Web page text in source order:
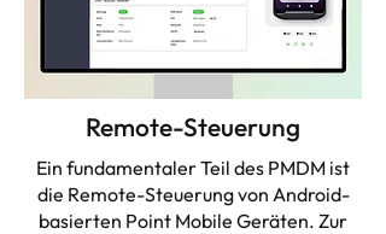
Remote-Steuerung
Ein fundamentaler Teil des PMDM ist
die Remote-Steuerung von Android-
basierten Point Mobile Geräten. Zur